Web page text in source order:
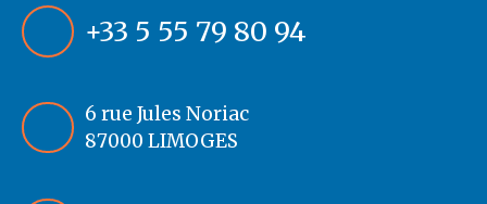
+33 5 55 79 80 94
6 rue Jules Noriac
87000 LIMOGES